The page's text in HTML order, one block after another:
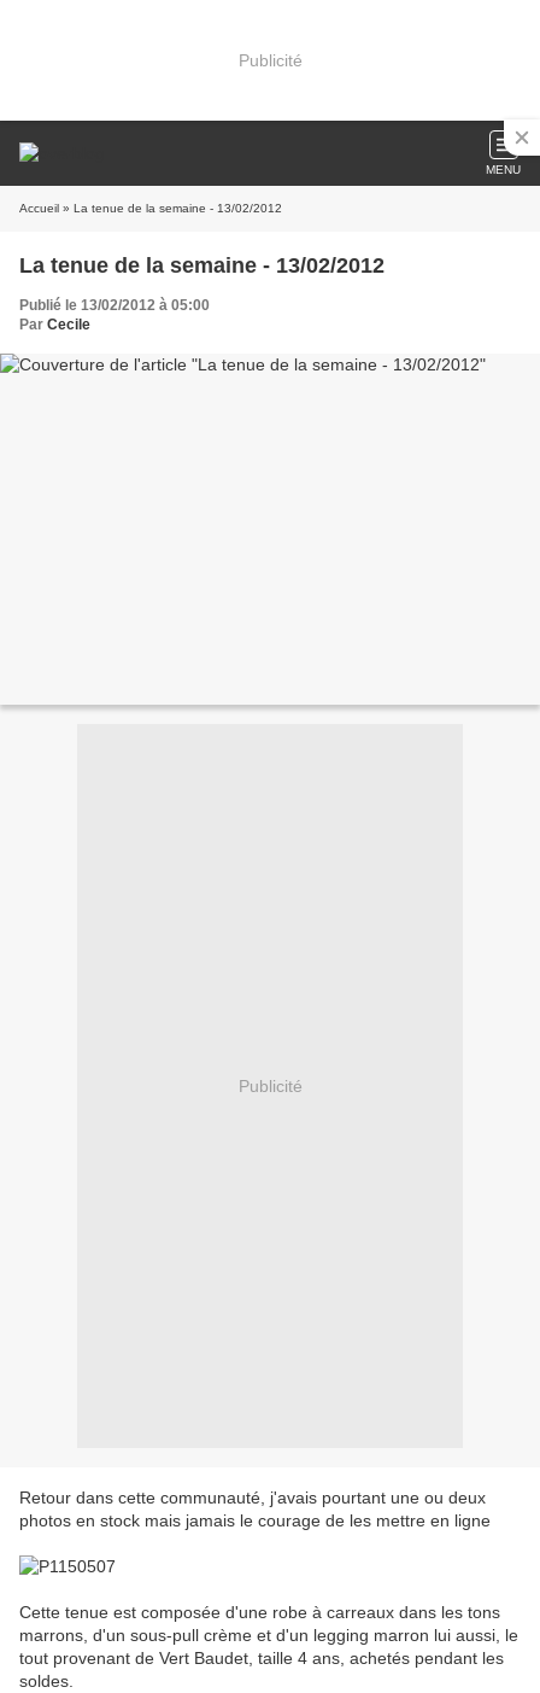
Publicité
MENU
Accueil » La tenue de la semaine - 13/02/2012
La tenue de la semaine - 13/02/2012
Publié le 13/02/2012 à 05:00
Par Cecile
Publicité
Retour dans cette communauté, j'avais pourtant une ou deux
photos en stock mais jamais le courage de les mettre en ligne
Cette tenue est composée d'une robe à carreaux dans les tons
marrons, d'un sous-pull crème et d'un legging marron lui aussi, le
tout provenant de Vert Baudet, taille 4 ans, achetés pendant les
soldes.